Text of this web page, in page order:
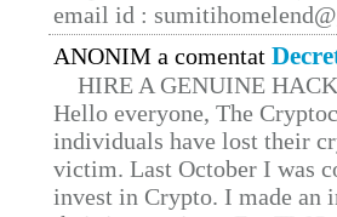
email id :
ANONIM a comentat
HIRE A GENUINE
Hello everyone, The
individuals have lost their
victim. Last October I was
invest in Crypto. I made